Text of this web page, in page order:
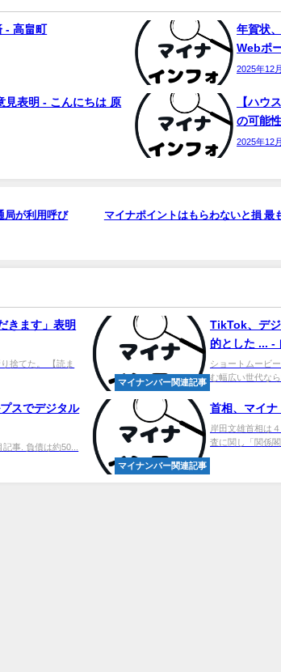
- 高畠町
年賀状
Webポ
2025年12
見表明 - こんにちは 原
【ハウ
の可能
2025年12
局が利用呼び
マイナポイントはもらわないと損 最
きます」表明
捨てた。 【読ま
マイナンバー関連記事
TikTok、デジ
的とした ... -
ショートムービ
む幅広い世代な
スでデジタル
事. 負債は約50...
マイナンバー関連記事
首相、マイ
岸田文雄首相は
査に関し「関係